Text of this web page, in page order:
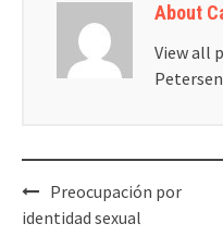
About
View all
Petersen
Post
navigation
Preocupación por
identidad sexual